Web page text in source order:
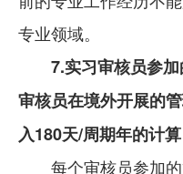
专业领域。
7.实习审核员参
审核员在境外开展的
入180天/周期年的计算
每个审核员参加